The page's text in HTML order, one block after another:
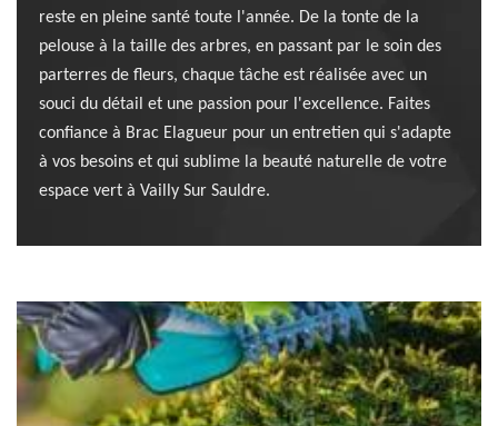
reste en pleine santé toute l'année. De la tonte de la
pelouse à la taille des arbres, en passant par le soin des
parterres de fleurs, chaque tâche est réalisée avec un
souci du détail et une passion pour l'excellence. Faites
confiance à Brac Elagueur pour un entretien qui s'adapte
à vos besoins et qui sublime la beauté naturelle de votre
espace vert à Vailly Sur Sauldre.